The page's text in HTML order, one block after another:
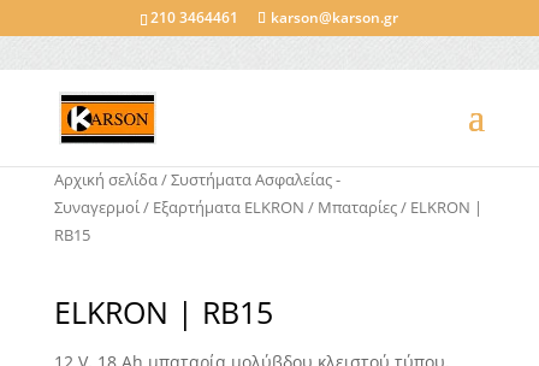
210 3464461 karson@karson.gr
Αρχική σελίδα/Συστήματα Ασφαλείας -
Συναγερμοί/ Εξαρτήματα ELKRON / Μπαταρίες/ ELKRON |
RB15
ELKRON | RB15